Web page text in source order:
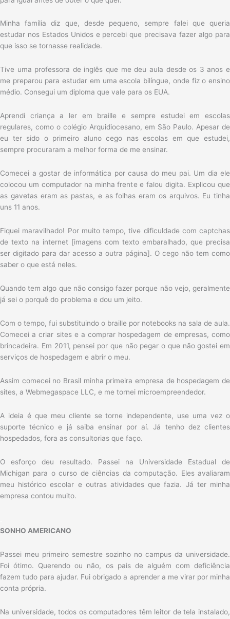
Minha família diz que, desde pequeno, sempre falei que queria
estudar nos Estados Unidos e percebi que precisava fazer algo para
que isso se tornasse realidade.
Tive uma professora de inglês que me deu aula desde os 3 anos e
me preparou para estudar em uma escola bilíngue, onde fiz o ensino
médio. Consegui um diploma que vale para os EUA.
Aprendi criança a ler em braille e sempre estudei em escolas
regulares, como o colégio Arquidiocesano, em São Paulo. Apesar de
eu ter sido o primeiro aluno cego nas escolas em que estudei,
sempre procuraram a melhor forma de me ensinar.
Comecei a gostar de informática por causa do meu pai. Um dia ele
colocou um computador na minha frente e falou digita. Explicou que
as gavetas eram as pastas, e as folhas eram os arquivos. Eu tinha
uns 11 anos.
Fiquei maravilhado! Por muito tempo, tive dificuldade com captchas
de texto na internet [imagens com texto embaralhado, que precisa
ser digitado para dar acesso a outra página]. O cego não tem como
saber o que está neles.
Quando tem algo que não consigo fazer porque não vejo, geralmente
já sei o porquê do problema e dou um jeito.
Com o tempo, fui substituindo o braille por notebooks na sala de aula.
Comecei a criar sites e a comprar hospedagem de empresas, como
brincadeira. Em 2011, pensei por que não pegar o que não gostei em
serviços de hospedagem e abrir o meu.
Assim comecei no Brasil minha primeira empresa de hospedagem de
sites, a Webmegaspace LLC, e me tornei microempreendedor.
A ideia é que meu cliente se torne independente, use uma vez o
suporte técnico e já saiba ensinar por aí. Já tenho dez clientes
hospedados, fora as consultorias que faço.
O esforço deu resultado. Passei na Universidade Estadual de
Michigan para o curso de ciências da computação. Eles avaliaram
meu histórico escolar e outras atividades que fazia. Já ter minha
empresa contou muito.
SONHO AMERICANO
Passei meu primeiro semestre sozinho no campus da universidade.
Foi ótimo. Querendo ou não, os pais de alguém com deficiência
fazem tudo para ajudar. Fui obrigado a aprender a me virar por minha
conta própria.
Na universidade, todos os computadores têm leitor de tela instalado,